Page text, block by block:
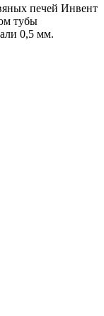
печей Инвент
тубы
0,5 мм.